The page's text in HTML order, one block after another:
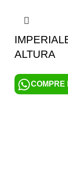
ALTURA
COMPRE